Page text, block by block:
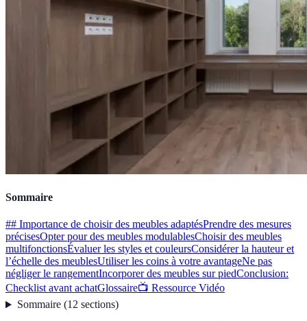
Sommaire
## Importance de choisir des meubles adaptésPrendre des mesures
précisesOpter pour des meubles modulablesChoisir des meubles
multifonctionsÉvaluer les styles et couleursConsidérer la hauteur et
l’échelle des meublesUtiliser les coins à votre avantageNe pas
négliger le rangementIncorporer des meubles sur piedConclusion:
Checklist avant achatGlossaire📺 Ressource Vidéo
Sommaire(12 sections)